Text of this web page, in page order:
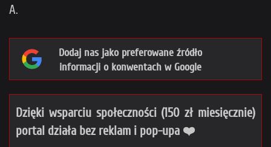
A.
Dodaj nas jako preferowane źródło
informacji o konwentach w Google
Dzięki wsparciu społeczności (150 zł miesięcznie)
portal działa bez reklam i pop-upa ❤️